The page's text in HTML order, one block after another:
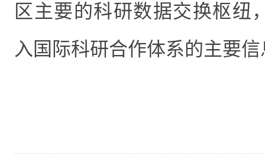
区主要的科研数据交换枢纽
入国际科研合作体系的主要